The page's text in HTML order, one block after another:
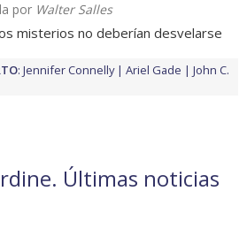
por Walter Salles
misterios no deberían desvelarse
: Jennifer Connelly Ariel Gade
John C.
Últimas noticias